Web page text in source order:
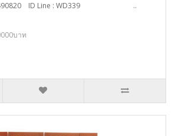
4490820 ID Line : WD339 ..
บาท